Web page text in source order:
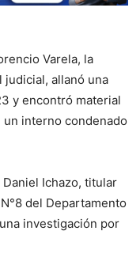
Varela, la
judicial, allanó una
y encontró material
interno condenado
Ichazo, titular
del Departamento
investigación por